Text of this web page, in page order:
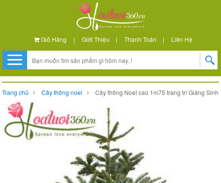
Giỏ Hàng | Giới Thiệu | Thanh Toán | Liên Hệ
Trang chủ Cây thông noel Cây thông Noel cao 1m75 trang trí Giáng Sinh